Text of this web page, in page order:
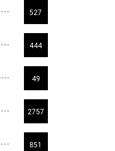
527
444
49
2757
851